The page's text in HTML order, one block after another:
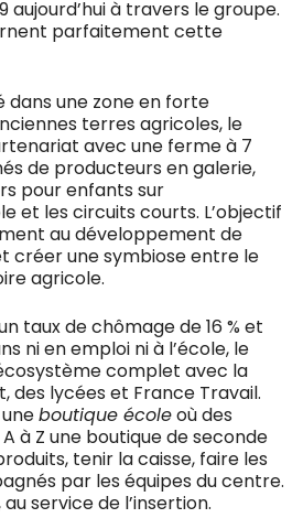
aujourd’hui à travers le groupe.
parfaitement cette
dans une zone en forte
terres agricoles, le
avec une ferme à 7
de producteurs en galerie,
pour enfants sur
et les circuits courts. L’objectif
au développement de
créer une symbiose entre le
agricole.
taux de chômage de 16 % et
ni en emploi ni à l’école, le
complet avec la
des lycées et France Travail.
boutique écoleoù des
à Z une boutique de seconde
tenir la caisse, faire les
par les équipes du centre.
service de l’insertion.